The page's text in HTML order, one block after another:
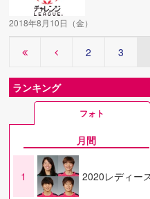
2018年8月10日（金）
2 3
ランキング
フォト
月間
1 2020レディー